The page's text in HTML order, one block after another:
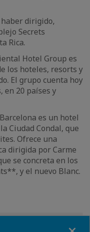
dirigido,
Secrets
Rica.
Hotel Group es
los hoteles, resorts y
El grupo cuenta hoy
en 20 países y
es un hotel
Ciudad Condal, que
Ofrece una
dirigida por Carme
se concreta en los
y el nuevo Blanc.